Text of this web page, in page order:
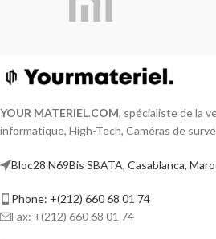
fumée. La gaine violette est
non halogène, garantissant un
Renforcez votre réseau sans
compromis. Le prix affiché par
-
-
(30M)
CAT
YOUR MATERIEL.COM, spécialiste de la
informatique, High-Tech, Caméras de
Bloc28 N69Bis SBATA, Casablanca,
Phone: +(212) 660 68 01 74
Fax: +(212) 660 68 01 74